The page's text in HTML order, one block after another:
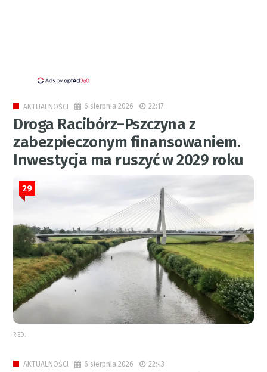
AKTUALNOŚCI 6 sierpnia 2026 22:17
Droga Racibórz–Pszczyna z
zabezpieczonym finansowaniem.
Inwestycja ma ruszyć w 2029 roku
29
RED.
AKTUALNOŚCI 6 sierpnia 2026 22:43